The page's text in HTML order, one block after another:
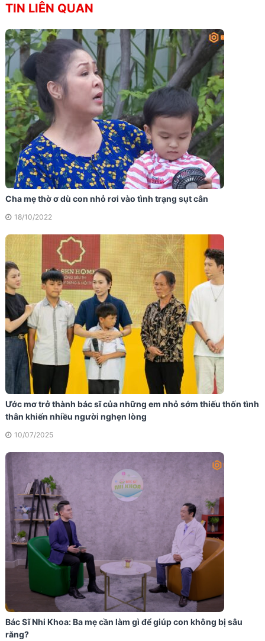
TIN LIÊN QUAN
Cha mẹ thờ ơ dù con nhỏ rơi vào tình trạng sụt cân
18/10/2022
Ước mơ trở thành bác sĩ của những em nhỏ sớm thiếu thốn tình
thân khiến nhiều người nghẹn lòng
10/07/2025
Bác Sĩ Nhi Khoa: Ba mẹ cần làm gì để giúp con không bị sâu
răng?